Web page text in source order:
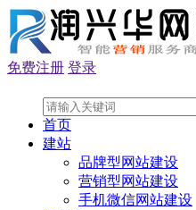
免费注册 登录
首页
建站
品牌型网站建设
营销型网站建设
手机微信网站建设